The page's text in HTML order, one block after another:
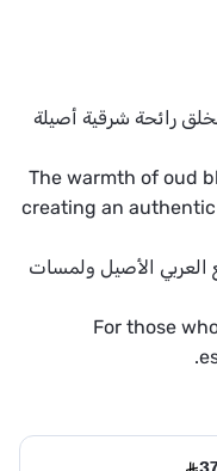
رائحة شرقية أصيلة
‏The warmth of oud
creating an
العربي الأصيل ولمسات
‏For those